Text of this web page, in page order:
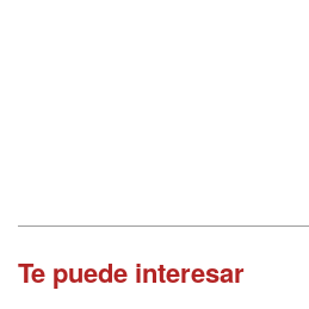
Te puede interesar